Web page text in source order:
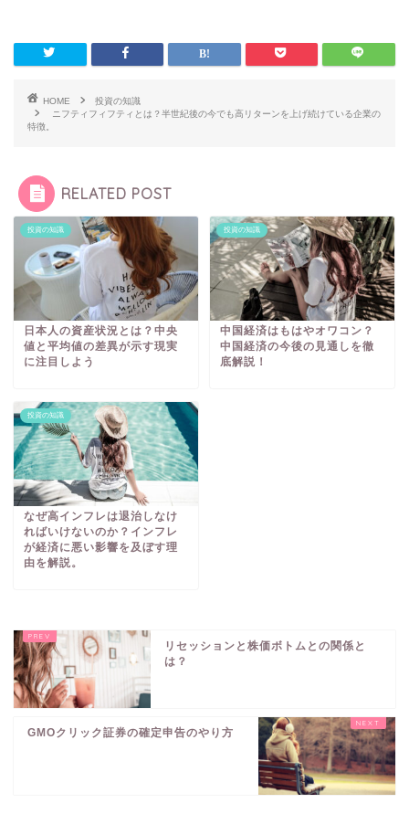
HOME
投資の知識
ニフティフィフティとは？半世紀後の今でも高リターンを上げ続けている企業の
特徴。
RELATED POST
投資の知識
日本人の資産状況とは？中央
値と平均値の差異が示す現実
に注目しよう
投資の知識
中国経済はもはやオワコン？
中国経済の今後の見通しを徹
底解説！
投資の知識
なぜ高インフレは退治しなけ
ればいけないのか？インフレ
が経済に悪い影響を及ぼす理
由を解説。
リセッションと株価ボトムとの関係と
は？
GMOクリック証券の確定申告のやり方